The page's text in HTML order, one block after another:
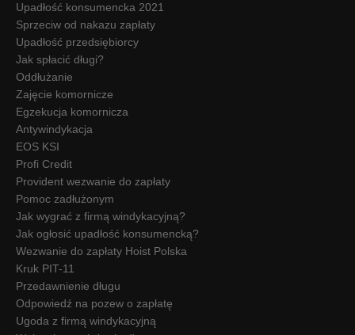
Upadłość konsumencka 2021
Sprzeciw od nakazu zapłaty
Upadłość przedsiębiorcy
Jak spłacić długi?
Oddłużanie
Zajęcie komornicze
Egzekucja komornicza
Antywindykacja
EOS KSI
Profi Credit
Provident wezwanie do zapłaty
Pomoc zadłużonym
Jak wygrać z firmą windykacyjną?
Jak ogłosić upadłość konsumencką?
Wezwanie do zapłaty Hoist Polska
Kruk PIT-11
Przedawnienie długu
Odpowiedź na pozew o zapłatę
Ugoda z firmą windykacyjną